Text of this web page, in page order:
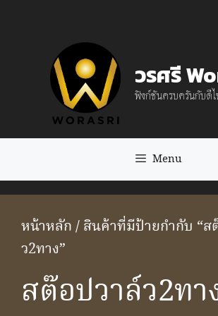
วรศรี
ฟังก์ชันครบครันกับดีไ
Menu
หน้าหลัก/ สินค้าที่มีป้ายกำกับ “ส
ว2ทาง”
สต๊อปวาล์ว2ทา